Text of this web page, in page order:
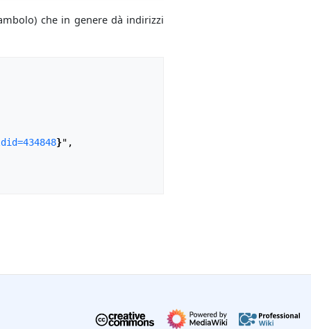
che in genere dà indirizzi
}",